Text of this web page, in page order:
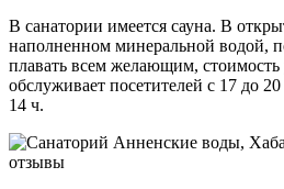
В санатории имеется сауна. В
наполненном минеральной водой,
плавать всем желающим, стоимость
обслуживает посетителей с 17 до
14 ч.